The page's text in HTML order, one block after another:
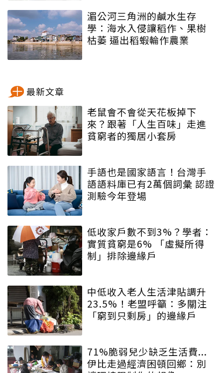
湄公河三角洲的鹹水生存
學：海水入侵讓稻作、果樹
枯萎 逼出稻蝦輪作農業
最新文章
老鼠會不會從天花板掉下
來？跟著「人生百味」走進
貧窮者的獨居小套房
手語也是國家語言！台灣手
語語料庫已有2萬個詞彙 認證
測驗今年登場
低收家戶數不到3%？學者：
實質貧窮是6% 「虛擬所得
制」排除邊緣戶
中低收入老人生活津貼調升
23.5%！老盟呼籲：多關注
「窮到只剩房」的邊緣戶
71%脆弱兒少缺乏生活費...
伊比走過經濟困頓回鄉：別